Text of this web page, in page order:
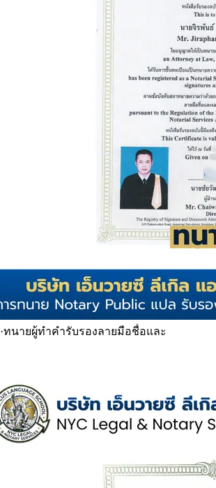
·ทนายผู้ทำคำรับรองลายมือชื่อและ